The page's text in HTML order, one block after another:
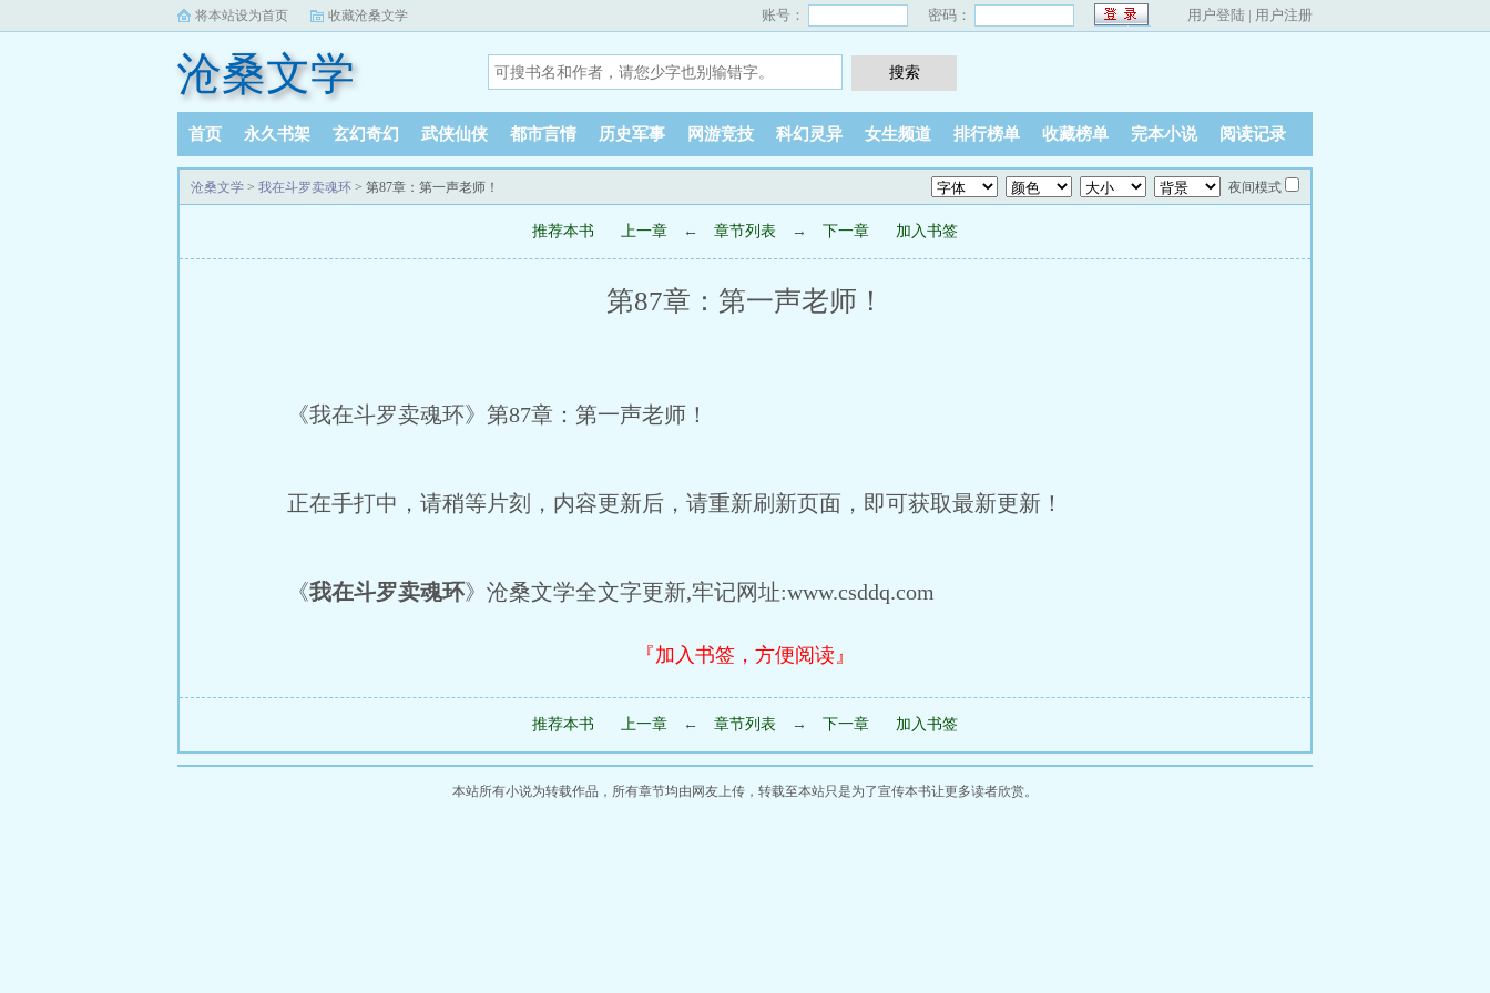
将本站设为首页 收藏沧桑文学 账号： 密码： 用户登陆 | 用户注册
沧桑文学
首页 永久书架 玄幻奇幻 武侠仙侠 都市言情 历史军事 网游竞技 科幻灵异 女生频道 排行榜单 收藏榜单 完本小说 阅读记录
沧桑文学 > 我在斗罗卖魂环 > 第87章：第一声老师！ 夜间模式
推荐本书 上一章 ← 章节列表 → 下一章 加入书签
第87章：第一声老师！
《我在斗罗卖魂环》第87章：第一声老师！
正在手打中，请稍等片刻，内容更新后，请重新刷新页面，即可获取最新更新！
《我在斗罗卖魂环》沧桑文学全文字更新,牢记网址:www.csddq.com
『加入书签，方便阅读』
推荐本书 上一章 ← 章节列表 → 下一章 加入书签
本站所有小说为转载作品，所有章节均由网友上传，转载至本站只是为了宣传本书让更多读者欣赏。